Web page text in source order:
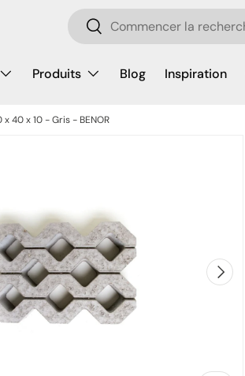
Recherche
Rechercher
Produits Blog Inspiration
40 x 10 - Gris - BENOR
Suivant